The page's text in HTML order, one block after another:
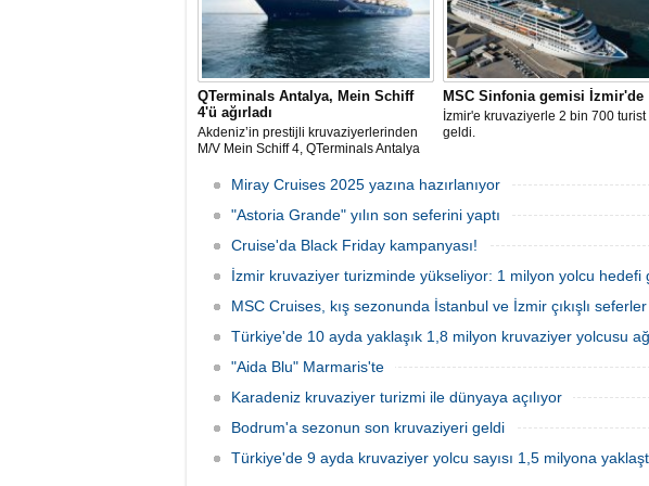
QTerminals Antalya, Mein Schiff
4'ü ağırladı
Akdeniz’in prestijli kruvaziyerlerinden
M/V Mein Schiff 4, QTerminals Antalya
bayraklı dev gemi, yaklaşık 5000
yolcusu ve 900 kişilik mürettebatıyla
şehre canlılık kattı.
MSC Sinfonia gemisi İzmir'de
İzmir'e kruvaziyerle 2 bin 700 turist
geldi.
Miray Cruises 2025 yazına hazırlanıyor
"Astoria Grande" yılın son seferini yaptı
Cruise'da Black Friday kampanyası!
İzmir kruvaziyer turizminde yükseliyor: 1 milyon yolcu hedefi
MSC Cruises, kış sezonunda İstanbul ve İzmir çıkışlı
Türkiye'de 10 ayda yaklaşık 1,8 milyon kruvaziyer yolcusu
"Aida Blu" Marmaris'te
Karadeniz kruvaziyer turizmi ile dünyaya açılıyor
Bodrum'a sezonun son kruvaziyeri geldi
Türkiye'de 9 ayda kruvaziyer yolcu sayısı 1,5 milyona